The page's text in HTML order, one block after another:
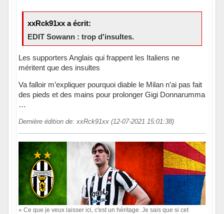
xxRck91xx a écrit:
EDIT Sowann : trop d'insultes.
Les supporters Anglais qui frappent les Italiens ne
méritent que des insultes
Va falloir m’expliquer pourquoi diable le Milan n’ai pas fait
des pieds et des mains pour prolonger Gigi Donnarumma
…
Dernière édition de: xxRck91xx (12-07-2021 15:01:38)
« Ce que je veux laisser ici, c'est un héritage. Je sais que si cet